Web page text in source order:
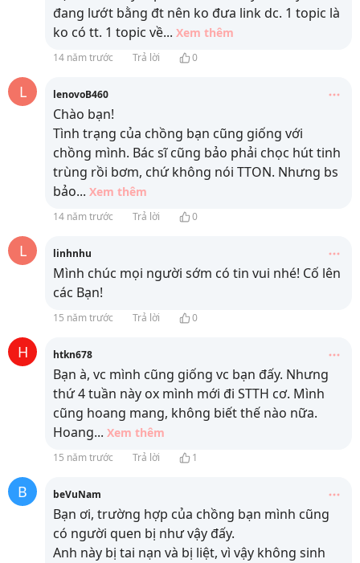
đang lướt bằng đt nên ko đưa link dc. 1 topic là
ko có tt. 1 topic về... Xem thêm
14 năm trước Trả lời 0
L lenovoB460
Chào bạn!
Tình trạng của chồng bạn cũng giống với
chồng mình. Bác sĩ cũng bảo phải chọc hút tinh
trùng rồi bơm, chứ không nói TTON. Nhưng bs
bảo... Xem thêm
14 năm trước Trả lời 0
L linhnhu
Mình chúc mọi người sớm có tin vui nhé! Cố lên
các Bạn!
15 năm trước Trả lời 0
H htkn678
Bạn à, vc mình cũng giống vc bạn đấy. Nhưng
thứ 4 tuần này ox mình mới đi STTH cơ. Mình
cũng hoang mang, không biết thế nào nữa.
Hoang... Xem thêm
15 năm trước Trả lời 1
B beVuNam
Bạn ơi, trường hợp của chồng bạn mình cũng
có người quen bị như vậy đấy.
Anh này bị tai nạn và bị liệt, vì vậy không sinh